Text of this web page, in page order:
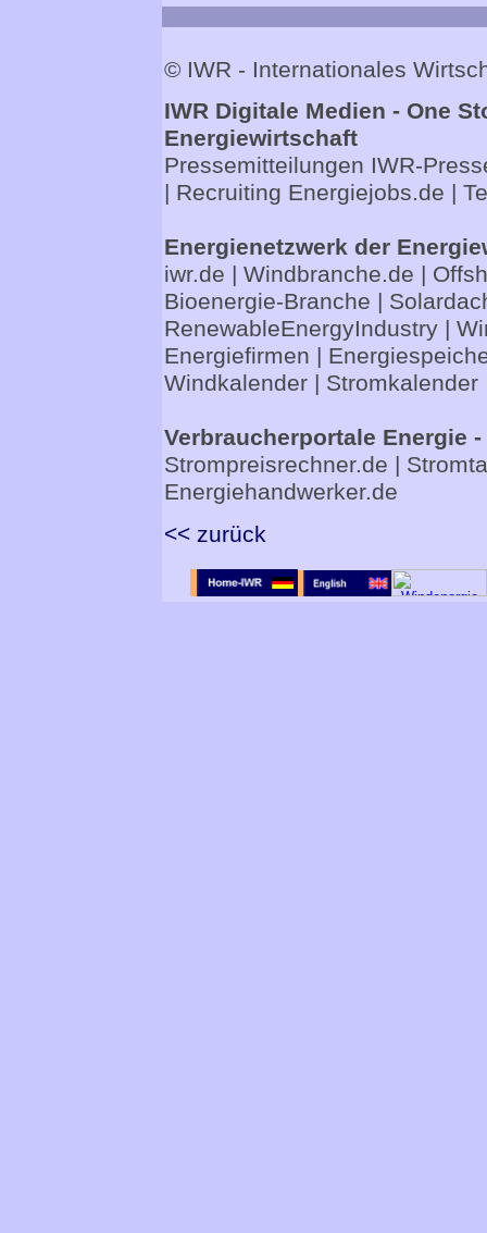
© IWR - Internationales
IWR Digitale Medien - One
Energiewirtschaft
Pressemitteilungen IWR-
| Recruiting Energiejobs.de |
Energienetzwerk der
iwr.de | Windbranche.de |
Bioenergie-Branche |
RenewableEnergyIndustry|
Energiefirmen |
Windkalender| Stromkalender
Verbraucherportale Energie
Strompreisrechner.de |
Energiehandwerker.de
<< zurück